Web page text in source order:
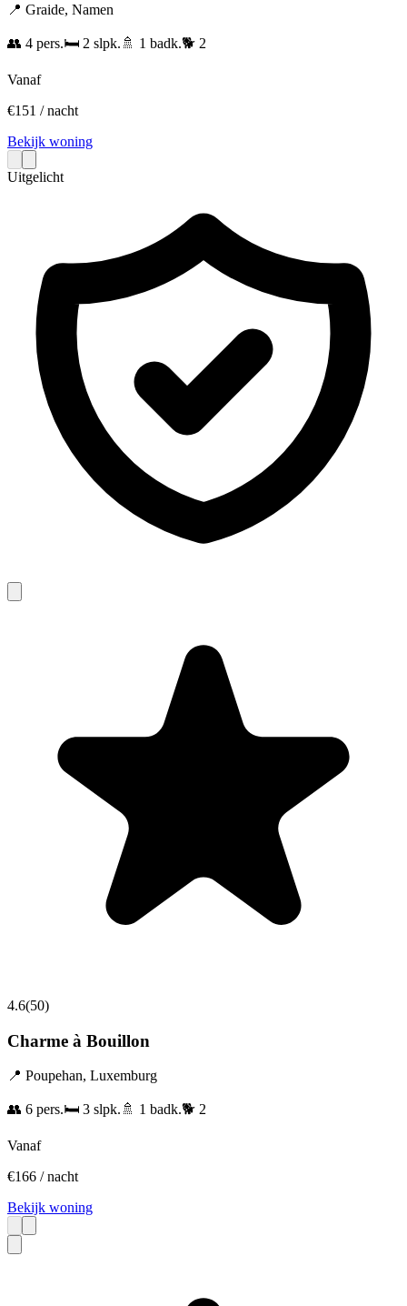
📍 Graide, Namen
👥 4 pers.🛏️ 2 slpk. 🚿 1 badk.🐕 2
Vanaf
€151 / nacht
Bekijk woning
Uitgelicht
4.6(50)
Charme à Bouillon
📍 Poupehan, Luxemburg
👥 6 pers.🛏️ 3 slpk. 🚿 1 badk.🐕 2
Vanaf
€166 / nacht
Bekijk woning